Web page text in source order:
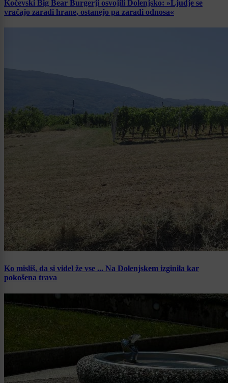
Kočevski Big Bear Burgerji osvojili Dolenjsko: »Ljudje se
vračajo zaradi hrane, ostanejo pa zaradi odnosa«
Ko misliš, da si videl že vse ... Na Dolenjskem izginila kar
pokošena trava